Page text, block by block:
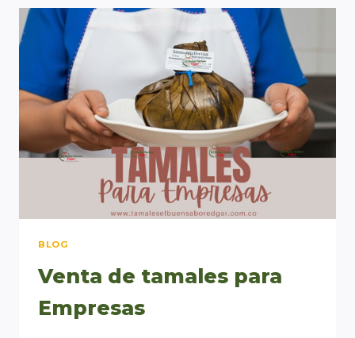
EN
BLOG
Venta de tamales para
Empresas